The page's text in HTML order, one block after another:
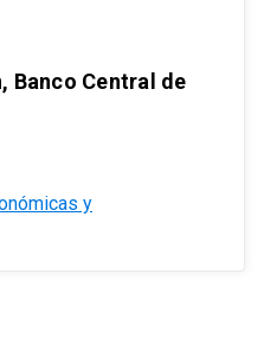
Banco Central de
y